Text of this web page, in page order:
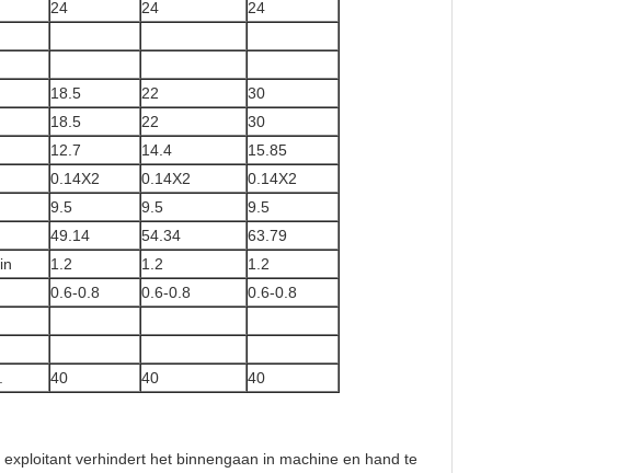
24 24 24
18.5 22
30
18.5 22
30
12.7 14.4
15.85
0.14X2 0.14X2
0.14X2
9.5 9.5
9.5
49.14 54.34
63.79
1.2 1.2
1.2
0.6-0.8 0.6-0.8 0.6-0.8
40 40 40
verhindert het binnengaan in machine en hand te